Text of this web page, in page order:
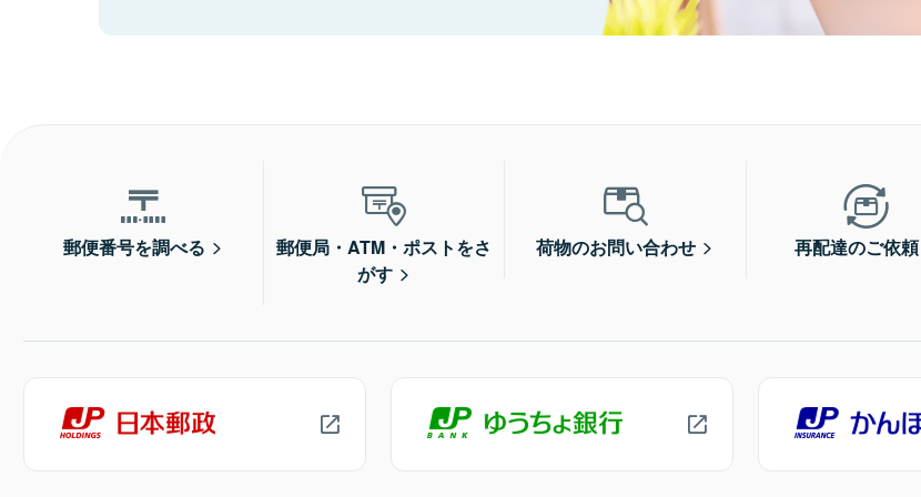
郵便番号を調べる
郵便局・ATM・ポストをさ
がす
荷物のお問い合わせ 再配達のご依頼